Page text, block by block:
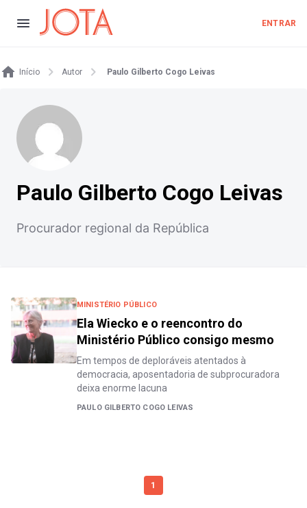
ENTRAR
Início Autor Paulo Gilberto Cogo Leivas
Paulo Gilberto Cogo Leivas
Procurador regional da República
MINISTÉRIO PÚBLICO
Ela Wiecko e o reencontro do
Ministério Público consigo mesmo
Em tempos de deploráveis atentados à
democracia, aposentadoria de subprocuradora
deixa enorme lacuna
PAULO GILBERTO COGO LEIVAS
1